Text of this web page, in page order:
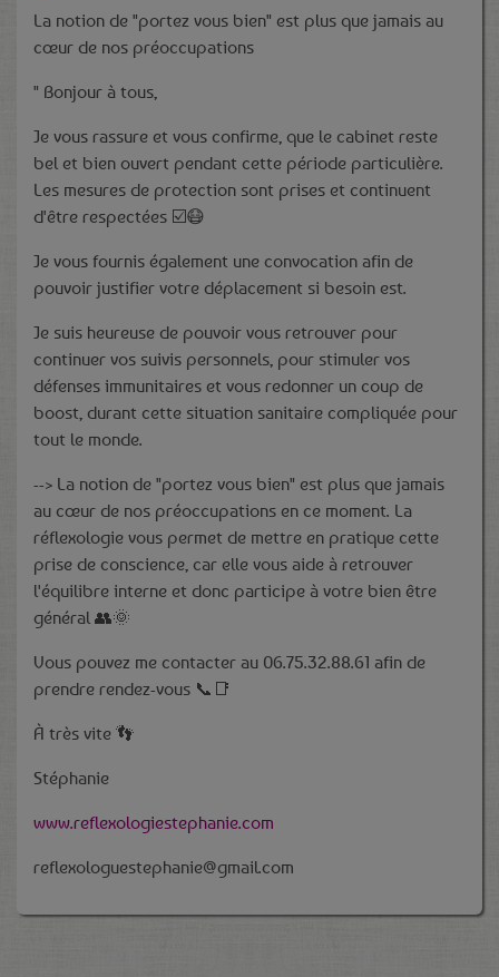
La notion de "portez vous bien" est plus que jamais au
cœur de nos préoccupations
" Bonjour à tous,
Je vous rassure et vous confirme, que le cabinet reste
bel et bien ouvert pendant cette période particulière.
Les mesures de protection sont prises et continuent
d'être respectées ☑️😷
Je vous fournis également une convocation afin de
pouvoir justifier votre déplacement si besoin est.
Je suis heureuse de pouvoir vous retrouver pour
continuer vos suivis personnels, pour stimuler vos
défenses immunitaires et vous redonner un coup de
boost, durant cette situation sanitaire compliquée pour
tout le monde.
--> La notion de "portez vous bien" est plus que jamais
au cœur de nos préoccupations en ce moment. La
réflexologie vous permet de mettre en pratique cette
prise de conscience, car elle vous aide à retrouver
l'équilibre interne et donc participe à votre bien être
général 👥🌞
Vous pouvez me contacter au 06.75.32.88.61 afin de
prendre rendez-vous 📞📑
À très vite 👣
Stéphanie
www.reflexologiestephanie.com
reflexologuestephanie@gmail.com